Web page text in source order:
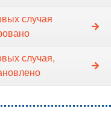
случая
случая,